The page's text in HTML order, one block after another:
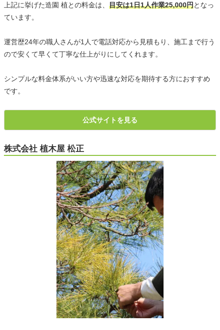
上記に挙げた造園 植との料金は、 目安は1日1人作業25,000円となっ
ています。
運営歴24年の職人さんが1人で電話対応から見積もり、施工まで行う
ので安くて早くて丁寧な仕上がりにしてくれます。
シンプルな料金体系がいい方や迅速な対応を期待する方におすすめ
です。
公式サイトを見る
株式会社 植木屋 松正